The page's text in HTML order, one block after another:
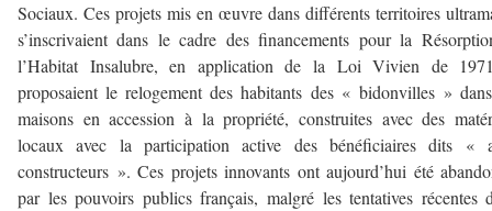
Sociaux. Ces projets mis en œuvre dans différents territoires
s’inscrivaient dans le cadre des financements pour la
l’Habitat Insalubre, en application de la Loi Vivien de
proposaient le relogement des habitants des « bidonvilles »
maisons en accession à la propriété, construites avec des
locaux avec la participation active des bénéficiaires dits «
constructeurs ». Ces projets innovants ont aujourd’hui été
par les pouvoirs publics français, malgré les tentatives récentes